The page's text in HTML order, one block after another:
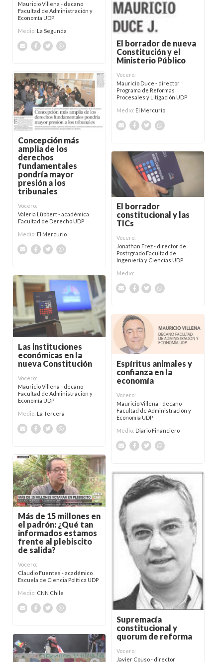
El borrador de nueva
Constitución y el
Ministerio Público
Vocero:
Mauricio Duce - director
Programa de Reformas
Procesales y Litigación UDP
Medio: El Mercurio
Mauricio Villena - decano
Facultad de Administración y
Economía UDP
Medio: La Segunda
Concepción más
amplia de los
derechos
fundamentales
pondría mayor
presión a los
tribunales
Vocero:
Valeria Lübbert - académica
Facultad de Derecho UDP
Medio: El Mercurio
El borrador
constitucional y las
TICs
Vocero:
Jonathan Frez - director de
Postrgrado Facultad de
Ingeniería y Ciencias UDP
Medio:
Las instituciones
económicas en la
nueva Constitución
Vocero:
Mauricio Villena - decano
Facultad de Administración y
Economía UDP
Medio: La Tercera
Espíritus animales y
confianza en la
economía
Vocero:
Mauricio Villena - decano
Facultad de Administración y
Economía UDP
Medio: Diario Financiero
Más de 15 millones en
el padrón: ¿Qué tan
informados estamos
frente al plebiscito
de salida?
Vocero:
Claudio Fuentes - académico
Escuela de Ciencia Política UDP
Medio: CNN Chile
Supremacía
constitucional y
quorum de reforma
Vocero:
Javier Couso - director